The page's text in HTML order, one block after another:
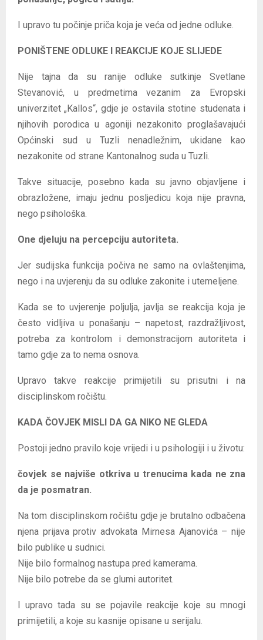
I upravo tu počinje priča koja je veća od jedne odluke.
PONIŠTENE ODLUKE I REAKCIJE KOJE SLIJEDE
Nije tajna da su ranije odluke sutkinje Svetlane
Stevanović, u predmetima vezanim za Evropski
univerzitet „Kallos“, gdje je ostavila stotine studenata i
njihovih porodica u agoniji nezakonito proglašavajući
Općinski sud u Tuzli nenadležnim, ukidane kao
nezakonite od strane Kantonalnog suda u Tuzli.
Takve situacije, posebno kada su javno objavljene i
obrazložene, imaju jednu posljedicu koja nije pravna,
nego psihološka.
One djeluju na percepciju autoriteta.
Jer sudijska funkcija počiva ne samo na ovlaštenjima,
nego i na uvjerenju da su odluke zakonite i utemeljene.
Kada se to uvjerenje poljulja, javlja se reakcija koja je
često vidljiva u ponašanju – napetost, razdražljivost,
potreba za kontrolom i demonstracijom autoriteta i
tamo gdje za to nema osnova.
Upravo takve reakcije primijetili su prisutni i na
disciplinskom ročištu.
KADA ČOVJEK MISLI DA GA NIKO NE GLEDA
Postoji jedno pravilo koje vrijedi i u psihologiji i u životu:
čovjek se najviše otkriva u trenucima kada ne zna
da je posmatran.
Na tom disciplinskom ročištu gdje je brutalno odbačena
njena prijava protiv advokata Mirnesa Ajanovića – nije
bilo publike u sudnici.
Nije bilo formalnog nastupa pred kamerama.
Nije bilo potrebe da se glumi autoritet.
I upravo tada su se pojavile reakcije koje su mnogi
primijetili, a koje su kasnije opisane u serijalu.